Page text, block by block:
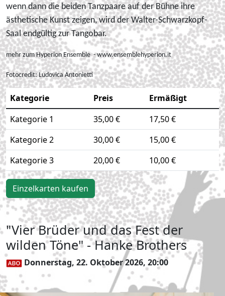
wenn dann die beiden Tanzpaare auf der Bühne ihre
ästhetische Kunst zeigen, wird der Walter-Schwarzkopf-
Saal endgültig zur Tangobar.
mehr zum Hyperion Ensemble - www.ensemblehyperion.it
Fotocredit: Ludovica Antonietti
Kategorie Preis
Ermäßigt
Kategorie 1
35,00 €
17,50 €
Kategorie 2
30,00 €
15,00 €
Kategorie 3
20,00 € 10,00 €
Einzelkarten kaufen
"Vier Brüder und das Fest der
wilden Töne" - Hanke Brothers
Donnerstag, 22. Oktober 2026, 20:00